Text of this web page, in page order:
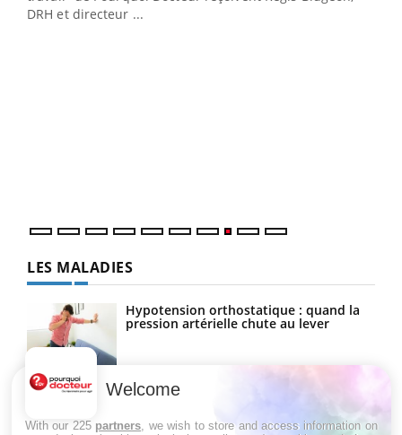
DRH et directeur ...
LES MALADIES
Hypotension orthostatique : quand la
pression artérielle chute au lever
Drépanocytose : une déformation des
globules rouges aux conséquences
Welcome
With our 225 partners , we wish to store and access information on